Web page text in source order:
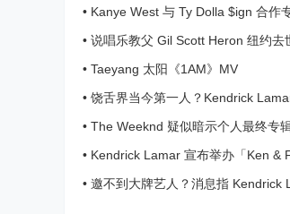
MISTAKE〉超炸 MV 释出
• Kanye West 与 Ty Dolla $ign 合作
Las Vegas 展开
• 说唱乐教父 Gil Scott Heron 纽约去
• Taeyang 太阳《1AM》MV
• 饶舌界当今第一人？Kendrick
百万张
• The Weeknd 疑似暗示个人最终专
• Kendrick Lamar 宣布举办「Ken &
会
• 邀不到大牌艺人？消息指 Kendrick